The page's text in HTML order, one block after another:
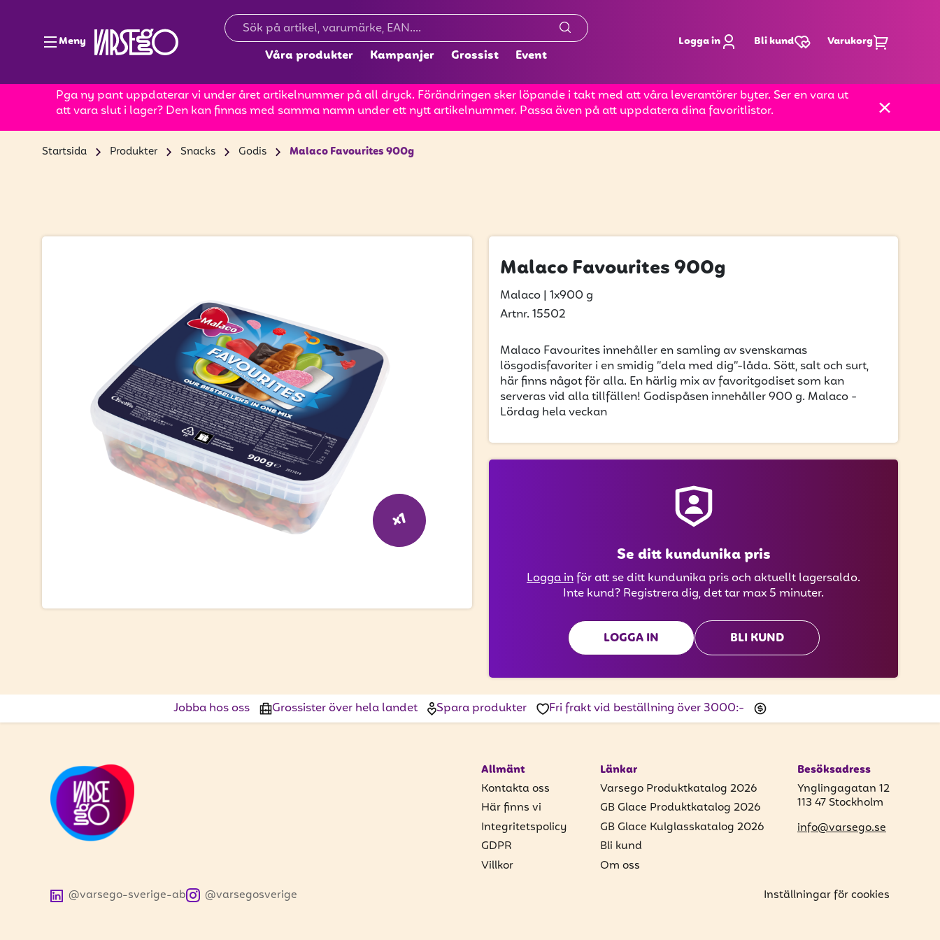
Meny
Våra produkter Kampanjer Grossist Event
Logga in Bli kund Varukorg
Pga ny pant uppdaterar vi under året artikelnummer på all dryck. Förändringen sker löpande i takt med att våra leverantörer byter. Ser en vara ut
att vara slut i lager? Den kan finnas med samma namn under ett nytt artikelnummer. Passa även på att uppdatera dina favoritlistor.
Startsida Produkter Snacks Godis Malaco Favourites 900g
x1
Malaco Favourites 900g
Malaco | 1x900 g
Artnr. 15502
Malaco Favourites innehåller en samling av svenskarnas
lösgodisfavoriter i en smidig ”dela med dig”-låda. Sött, salt och surt,
här finns något för alla. En härlig mix av favoritgodiset som kan
serveras vid alla tillfällen! Godispåsen innehåller 900 g. Malaco -
Lördag hela veckan
Se ditt kundunika pris
Logga inför att se ditt kundunika pris och aktuellt lagersaldo.
Inte kund? Registrera dig, det tar max 5 minuter.
LOGGA IN BLI KUND
Jobba hos oss Grossister över hela landet Spara produkter Fri frakt vid beställning över 3000:-
@varsego-sverige-ab @varsegosverige
Allmänt
Kontakta oss
Här finns vi
Integritetspolicy
GDPR
Villkor
Länkar
Varsego Produktkatalog 2026
GB Glace Produktkatalog 2026
GB Glace Kulglasskatalog 2026
Bli kund
Om oss
Besöksadress
Ynglingagatan 12
113 47 Stockholm
info@varsego.se
Inställningar för cookies